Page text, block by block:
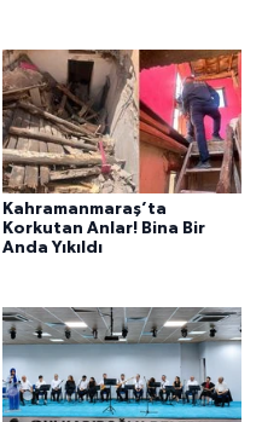
Kahramanmaraş’ta
Korkutan Anlar! Bina Bir
Anda Yıkıldı